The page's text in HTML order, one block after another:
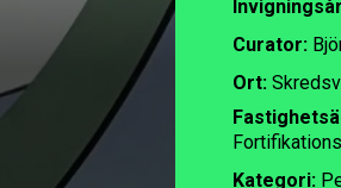
Curator:
Ort:
Kategori: